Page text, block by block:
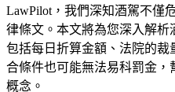
LawPilot，我們深知酒駕不僅
律條文。本文將為您深入解析
包括每日折算金額、法院的
合條件也可能無法易科罰金
概念。